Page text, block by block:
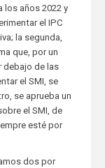
los años 2022 y
el IPC
la segunda,
que, por un
debajo de las
el SMI, se
se aprueba un
el SMI, de
esté por
dos por